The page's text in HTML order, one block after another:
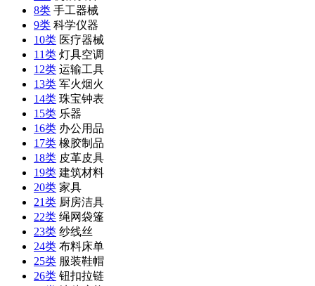
8类 手工器械
9类 科学仪器
10类 医疗器械
11类 灯具空调
12类 运输工具
13类 军火烟火
14类 珠宝钟表
15类 乐器
16类 办公用品
17类 橡胶制品
18类 皮革皮具
19类 建筑材料
20类 家具
21类 厨房洁具
22类 绳网袋篷
23类 纱线丝
24类 布料床单
25类 服装鞋帽
26类 钮扣拉链